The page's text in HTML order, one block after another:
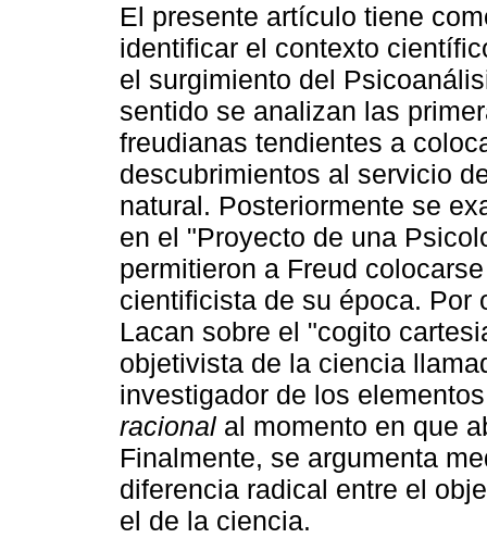
El presente artículo tiene
identificar el contexto
el surgimiento del
sentido se analizan las
freudianas tendientes a
descubrimientos al servicio
natural. Posteriormente se
en el "Proyecto de una
permitieron a Freud
cientificista de su época. Por
Lacan sobre el "cogito
objetivista de la ciencia
investigador de los
racional al momento en que
Finalmente, se argumenta
diferencia radical entre el
el de la ciencia.